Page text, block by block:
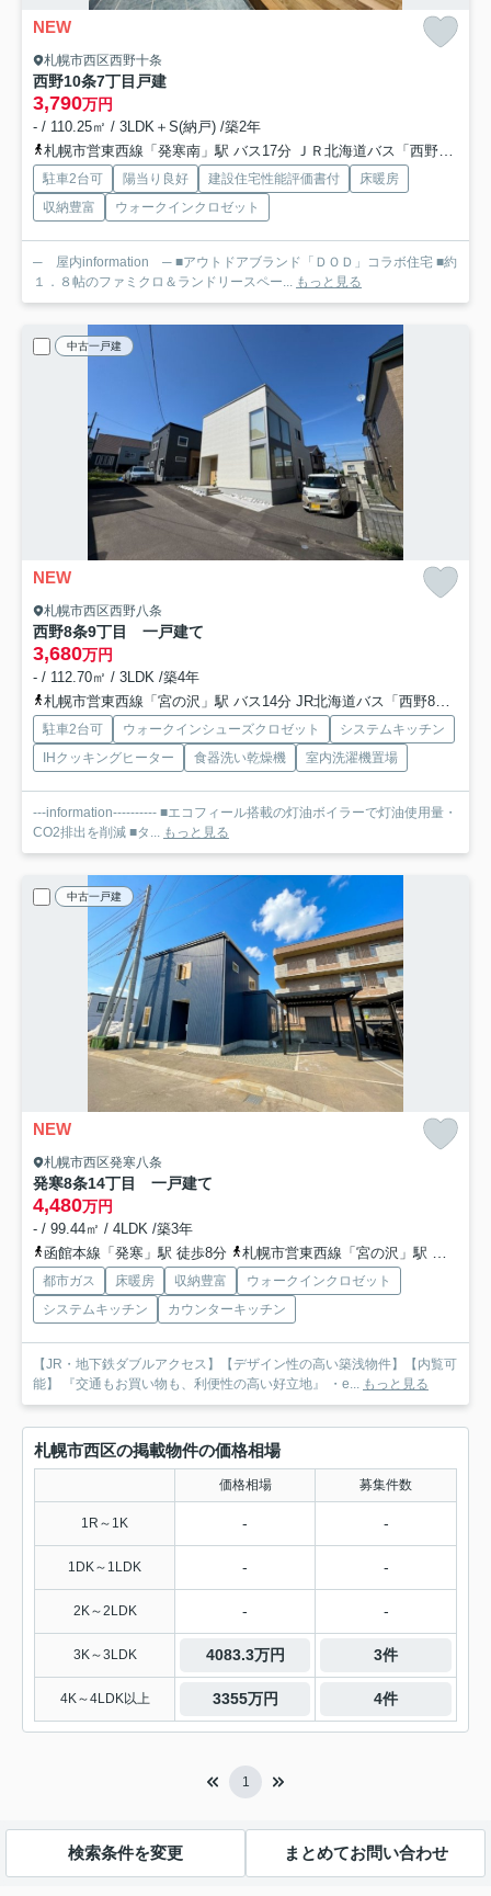
NEW
札幌市西区西野十条
西野10条7丁目戸建
3,790万円
- / 110.25㎡ / 3LDK＋S(納戸) /築2年
札幌市営東西線「発寒南」駅 バス17分 ＪＲ北海道バス「西野第二」 停歩4分
駐車2台可 陽当り良好 建設住宅性能評価書付
床暖房
収納豊富
ウォークインクロゼット
─ 屋内information ─ ■アウトドアブランド「ＤＯＤ」コラボ住宅 ■約
１．８帖のファミクロ＆ランドリースペー... もっと見る
中古一戸建
NEW
札幌市西区西野八条
西野8条9丁目 一戸建て
3,680万円
- / 112.70㎡ / 3LDK /築4年
札幌市営東西線「宮の沢」駅 バス14分 JR北海道バス「西野8条8丁目」 停歩4分
駐車2台可 ウォークインシューズクロゼット
システムキッチン
IHクッキングヒーター
食器洗い乾燥機 室内洗濯機置場
---information---------- ■エコフィール搭載の灯油ボイラーで灯油使用量・
CO2排出を削減 ■タ... もっと見る
中古一戸建
NEW
札幌市西区発寒八条
発寒8条14丁目 一戸建て
4,480万円
- / 99.44㎡ / 4LDK /築3年
函館本線「発寒」駅 徒歩8分
札幌市営東西線「宮の沢」駅 徒歩16分
都市ガス 床暖房 収納豊富
ウォークインクロゼット
システムキッチン
カウンターキッチン
【JR・地下鉄ダブルアクセス】【デザイン性の高い築浅物件】【内覧可
能】 『交通もお買い物も、利便性の高い好立地』 ・e...
もっと見る
札幌市西区の掲載物件の価格相場
価格相場 募集件数
1R～1K - -
1DK～1LDK - -
2K～2LDK - -
3K～3LDK 4083.3万円 3件
4K～4LDK以上 3355万円 4件
1
検索条件を変更 まとめてお問い合わせ